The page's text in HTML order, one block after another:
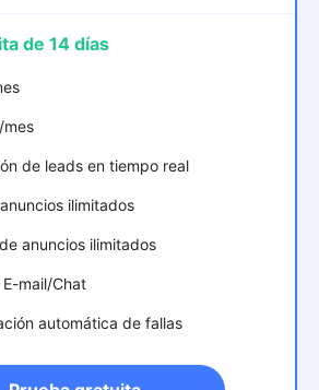
de 14 días
de leads en tiempo real
ilimitados
anuncios ilimitados
mail/Chat
automática de fallas